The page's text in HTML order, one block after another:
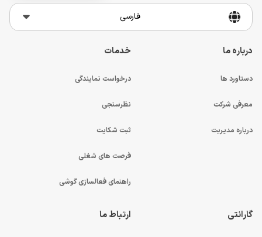
درباره ما
دستاورد ها
معرفی شرکت
درباره مدیریت
خدمات
درخواست نمایندگی
نظرسنجی
ثبت شکایت
فرصت های شغلی
راهنمای فعالسازی گوشی
گارانتی ارتباط ما
فارسی